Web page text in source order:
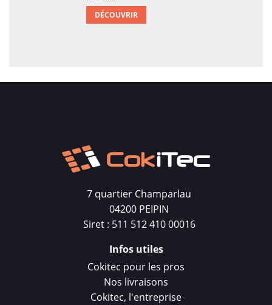
DÉCOUVRIR
7 quartier Champarlau
04200 PEIPIN
Siret : 511 512 410 00016
Infos utiles
Cokitec pour les pros
Nos livraisons
Cokitec, l'entreprise